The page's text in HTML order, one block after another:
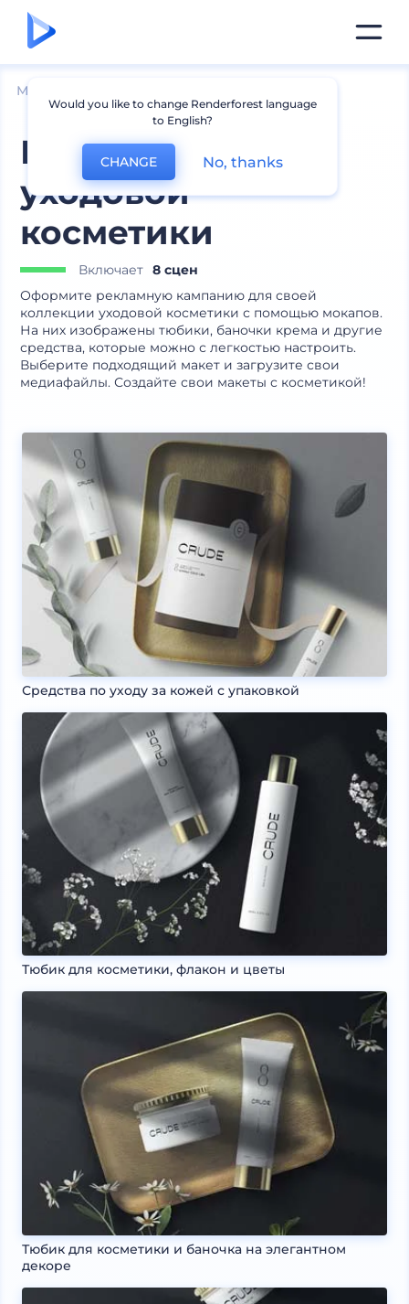
Мокапы
Мокапы изящной
уходовой
косметики
Включает 8 сцен
Оформите рекламную кампанию для своей
коллекции уходовой косметики с помощью мокапов.
На них изображены тюбики, баночки крема и другие
средства, которые можно с легкостью настроить.
Выберите подходящий макет и загрузите свои
медиафайлы. Создайте свои макеты с косметикой!
Средства по уходу за кожей с упаковкой
Тюбик для косметики, флакон и цветы
Тюбик для косметики и баночка на элегантном
декоре
Would you like to change Renderforest language
to English?
CHANGE No, thanks